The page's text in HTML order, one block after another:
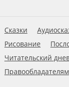
Сказки
Рисование
Читательский
Правообладателям